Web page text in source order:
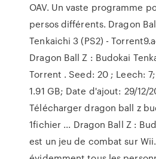
OAV. Un vaste programme
persos différents. Dragon
Tenkaichi 3 (PS2) -
Dragon Ball Z : Budokai
Torrent . Seed: 20 ; Leech:
1.91 GB; Date d'ajout: 29/12/
Télécharger dragon ball z
1fichier ... Dragon Ball Z :
est un jeu de combat sur